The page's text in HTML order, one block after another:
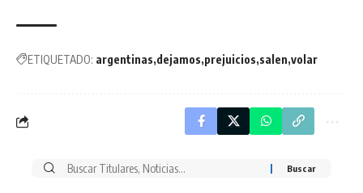
ETIQUETADO: argentinas dejamos prejuicios salen volar
Buscar